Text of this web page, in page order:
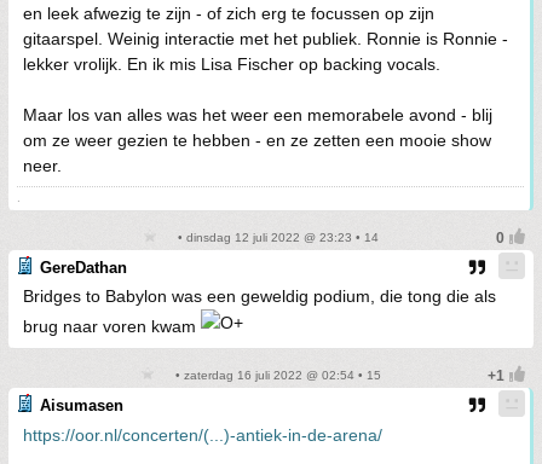
en leek afwezig te zijn - of zich erg te focussen op zijn
gitaarspel. Weinig interactie met het publiek. Ronnie is Ronnie -
lekker vrolijk. En ik mis Lisa Fischer op backing vocals.
Maar los van alles was het weer een memorabele avond - blij
om ze weer gezien te hebben - en ze zetten een mooie show
neer.
• dinsdag 12 juli 2022 @ 23:23 • 14
GereDathan
Bridges to Babylon was een geweldig podium, die tong die als
brug naar voren kwam
• zaterdag 16 juli 2022 @ 02:54 • 15
Aisumasen
https://oor.nl/concerten/(...)-antiek-in-de-arena/